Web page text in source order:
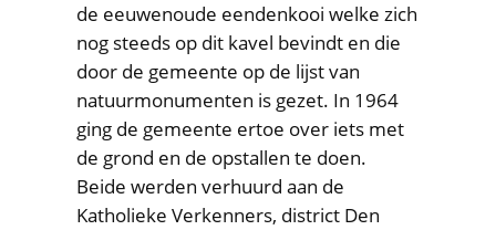
de eeuwenoude eendenkooi welke zich
nog steeds op dit kavel bevindt en die
door de gemeente op de lijst van
natuurmonumenten is gezet. In 1964
ging de gemeente ertoe over iets met
de grond en de opstallen te doen.
Beide werden verhuurd aan de
Katholieke Verkenners, district Den